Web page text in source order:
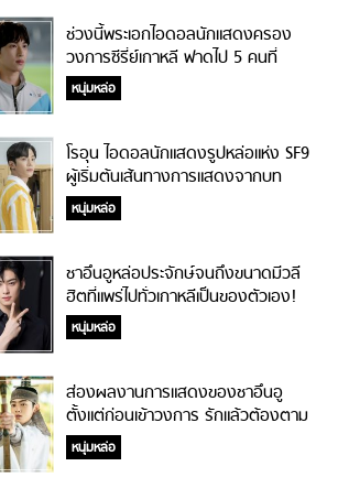
ช่วงนี้พระเอกไอดอลนักแสดงครอง
วงการซีรี่ย์เกาหลี ฟาดไป 5 คนที่
กำลังมีผลงาน!
หนุ่มหล่อ
โรอุน ไอดอลนักแสดงรูปหล่อแห่ง SF9
ผู้เริ่มต้นเส้นทางการแสดงจากบท
สมทบสู่พระเอก!
หนุ่มหล่อ
ชาอึนอูหล่อประจักษ์จนถึงขนาดมีวลี
ฮิตที่แพร่ไปทั่วเกาหลีเป็นของตัวเอง!
หนุ่มหล่อ
ส่องผลงานการแสดงของชาอึนอู
ตั้งแต่ก่อนเข้าวงการ รักแล้วต้องตาม
ให้สุด!
หนุ่มหล่อ